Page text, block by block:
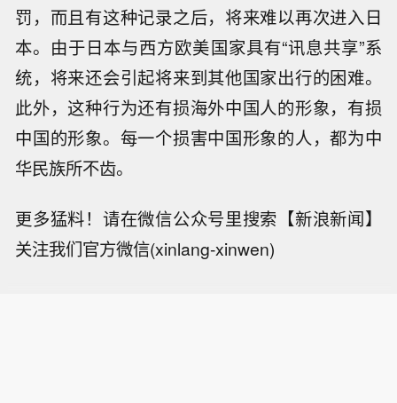
罚，而且有这种记录之后，将来难以再次进入日
本。由于日本与西方欧美国家具有“讯息共享”系
统，将来还会引起将来到其他国家出行的困难。
此外，这种行为还有损海外中国人的形象，有损
中国的形象。每一个损害中国形象的人，都为中
华民族所不齿。
更多猛料！请在微信公众号里搜索【新浪新闻】
关注我们官方微信(xinlang-xinwen)